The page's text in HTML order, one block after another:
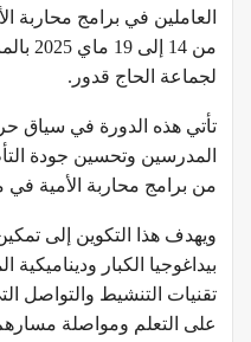
العاملين في برامج محاربة
من 14
لجماعة الحاج قدور.
تأتي هذه الدورة في سياق
المدرسين وتحسين جودة
من برامج محاربة الأمية في
ويهدف هذا التكوين إلى
بيداغوجيا الكبار
تقنيات التنشيط والتواصل
على التعلم ومواصلة